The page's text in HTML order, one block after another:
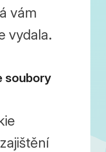
vám
vydala.
soubory